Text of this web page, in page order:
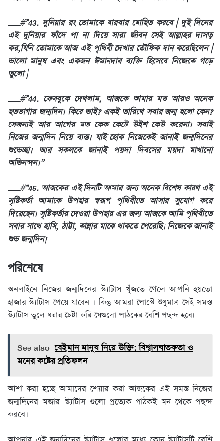
__#”43. দুনিয়ার রং তোমাকে বারবার মোহিত করবে | দুই দিনের
এই দুনিয়ার ফাঁদে পা না দিয়ে সারা জীবন সেই আল্লাহর দাসত্ব
কর,যিনি তোমাকে আজ এই পৃথিবী দেখার তৌফিক দান করেছিলেন |
ভালো মানুষ এবং একজন ঈমানদার ব্যক্তি হিসেবে নিজেকে গড়ে
তুলো |
__#”44. ফেসবুকে দেখলাম, আজকে আমার মত আরও অনেক
হতভাগার জন্মদিন। কিরে ভাই? একই তারিখে সবার জন্ম হলো কেন?
সেজন্যই আর আগের মত কেক কেটে উইশ কেউ করেনা। সবাই
নিজের জন্মদিন নিয়ে ব্যস্ত। যাই হোক নিজেকেই জানাই জন্মদিনের
শুভেচ্ছা। আর সকলকে জানাই পয়দা দিবসের ময়দা মাখানো
অভিনন্দন।”
__#”45. আজকের এই দিনটি আমার জন্য অনেক বিশেষ কারণ এই
সৃষ্টিকর্তা আমাকে উপহার স্বরূপ পৃথিবীতে আসার সুযোগ করে
দিয়েছেন। সৃষ্টিকর্তার দেওয়া উপহার এর জন্য আজকে আমি পৃথিবীতে
সবার সাথে হাসি, ঠাট্টা, কান্নার মাঝে থাকতে পেরেছি। নিজেকে জানাই
শুভ জন্মদিন!
পরিশেষে
অনলাইনে নিজের জন্মদিনের স্ট্যাটাস খুঁজতে গেলে আপনি হয়তো
হাজার স্ট্যাটাস পেয়ে যাবেন । কিন্তু আমরা পোস্টে শুধুমাত্র সেই সমস্ত
স্ট্যাটাস তুলে ধরার চেষ্টা করি যেগুলো পাঠকের বেশি পছন্দ হবে।
See also বেইমান মানুষ নিয়ে উক্তি: বিশ্বাসঘাতকতা ও
মনের কষ্টের প্রতিফলন
আশা করা হচ্ছে আমাদের শেয়ার করা আজকের এই সমস্ত নিজের
জন্মদিনের মজার স্ট্যাটাস গুলো প্রত্যেক পাঠকই মন থেকে পছন্দ
করবে।